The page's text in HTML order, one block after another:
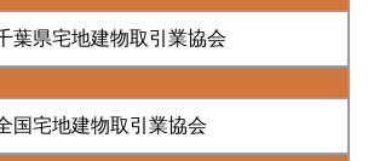
県宅地建物取引業協会
宅地建物取引業協会